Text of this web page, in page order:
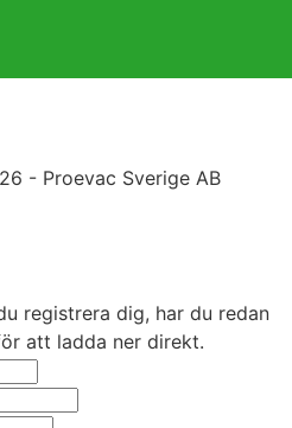
- Proevac Sverige AB
registrera dig, har du redan
att ladda ner direkt.